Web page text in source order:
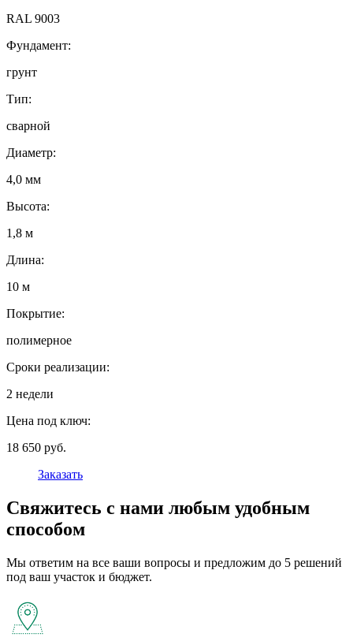
RAL 9003
Фундамент:
грунт
Тип:
сварной
Диаметр:
4,0 мм
Высота:
1,8 м
Длина:
10 м
Покрытие:
полимерное
Сроки реализации:
2 недели
Цена под ключ:
18 650 руб.
Заказать
Свяжитесь с нами любым удобным
способом
Мы ответим на все ваши вопросы и предложим до 5 решений
под ваш участок и бюджет.